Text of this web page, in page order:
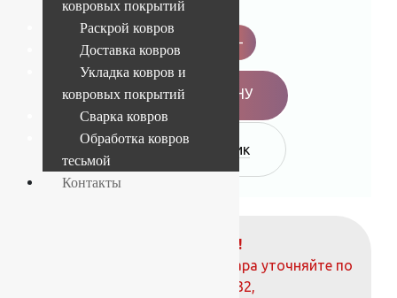
-
Ковер
шерстяной
Прямой
Kazak
61834
м,
100%
шерсть
+
В КОРЗИНУ
Купить в 1 клик
ВНИМАНИЕ!
О наличие и стоимости товара уточняйте по
+7 (812) 377-09-32,
ковровых покрытий
Раскрой ковров
Доставка ковров
Укладка ковров и
ковровых покрытий
Сварка ковров
Обработка ковров
тесьмой
Контакты